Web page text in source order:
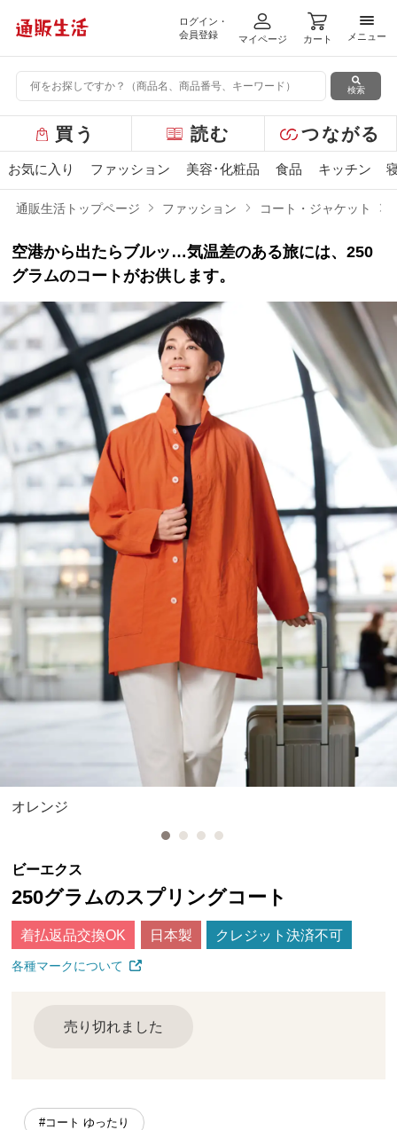
ログイン・
会員登録
マイページ カート
メニ
メニュー
検索
ー
バ
ュ
ー
買う 読む つながる
お気に入り ファッション 美容･化粧品 食品 キッチン
通販生活トップページ ファッション コート・ジャケット
空港から出たらブルッ…気温差のある旅には、250
グラムのコートがお供します。
オレンジ
ビーエクス
250グラムのスプリングコート
着払返品交換OK 日本製 クレジット決済不可
各種マークについて
売り切れました
#コート ゆったり